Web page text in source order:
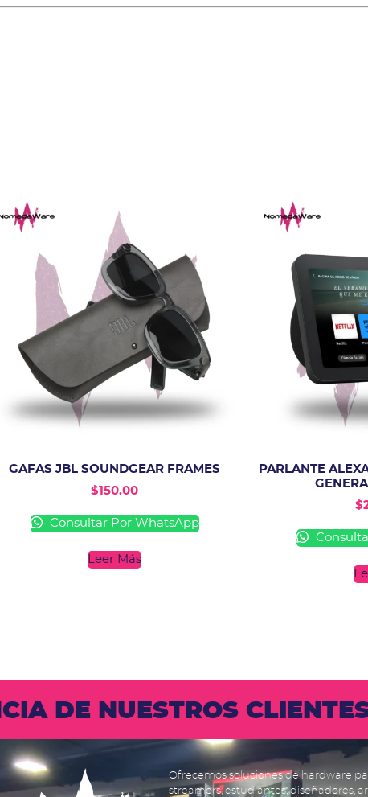
GAFAS JBL SOUNDGEAR FRAMES
$150.00
Consultar Por WhatsApp
Leer Más
PARLANTE
$
DE NUESTROS
Ofrecemos soluciones de hardware
streamers, estudiantes, diseñadores,